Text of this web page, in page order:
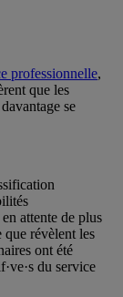
professionnelle,
que les
se
attente de plus
que révèlent les
ont été
du service